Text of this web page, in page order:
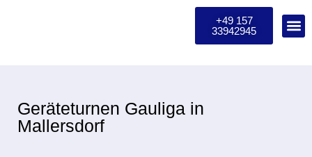
+49 157
33942945
Geräteturnen Gauliga in
Mallersdorf